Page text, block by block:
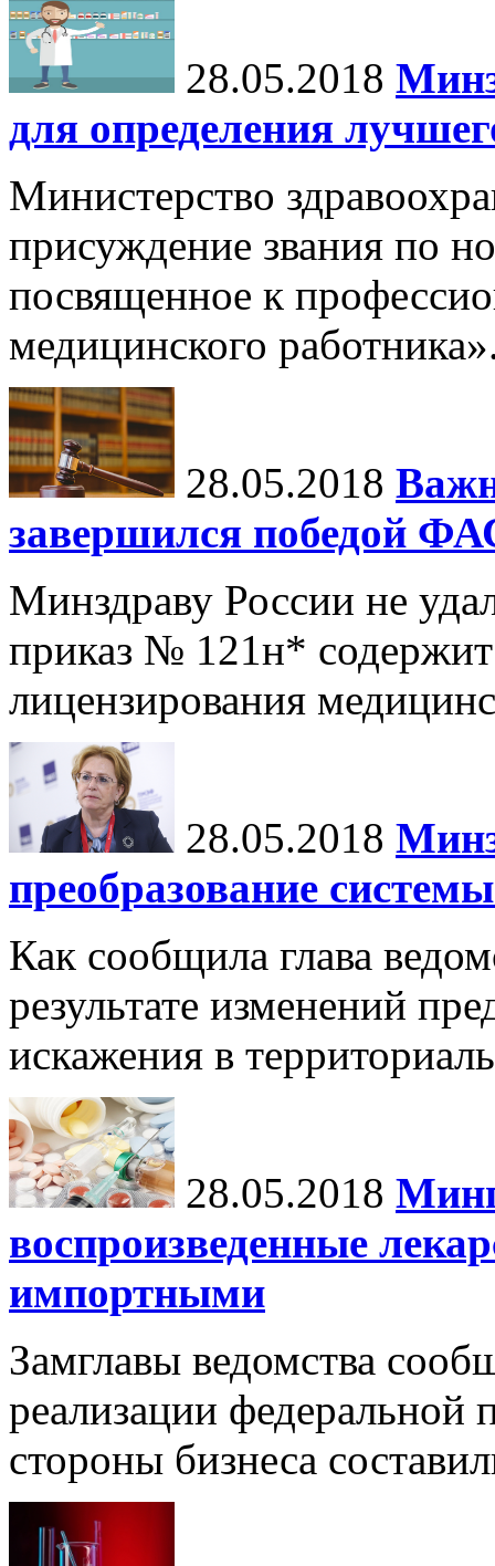
28.05.2018
для определения
Министерство
присуждение звания по
посвященное к
медицинского
28.05.2018
завершился победой
Минздраву России не
приказ № 121н*
лицензирования
28.05.2018
преобразование
Как сообщила глава
результате изменений
искажения в
28.05.2018
воспроизведенные
импортными
Замглавы ведомства
реализации
стороны бизнеса